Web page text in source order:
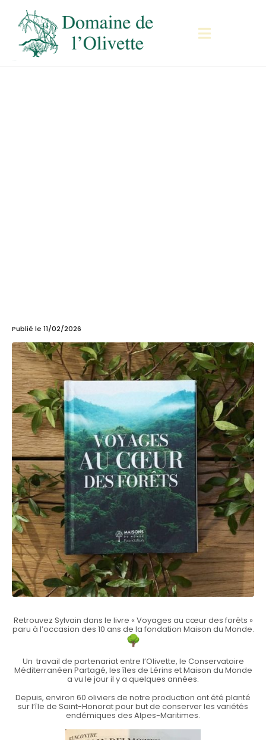
Publié le 11/02/2026
Retrouvez Sylvain dans le livre « Voyages au cœur des forêts »
paru à l’occasion des 10 ans de la fondation Maison du Monde.
Un travail de partenariat entre l’Olivette, le Conservatoire
Méditerranéen Partagé, les îles de Lérins et Maison du Monde
a vu le jour il y a quelques années.
Depuis, environ 60 oliviers de notre production ont été planté
sur l’île de Saint-Honorat pour but de conserver les variétés
endémiques des Alpes-Maritimes.